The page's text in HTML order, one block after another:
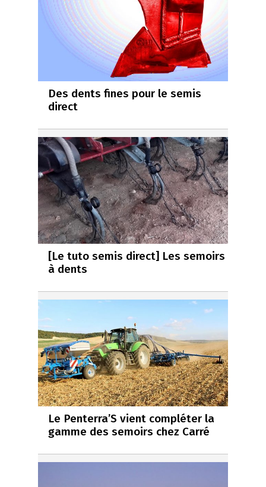
Des dents fines pour le semis
direct
[Le tuto semis direct] Les semoirs
à dents
Le Penterra’S vient compléter la
gamme des semoirs chez Carré